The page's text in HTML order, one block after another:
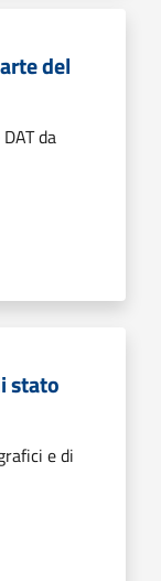
del
da
stato
e di